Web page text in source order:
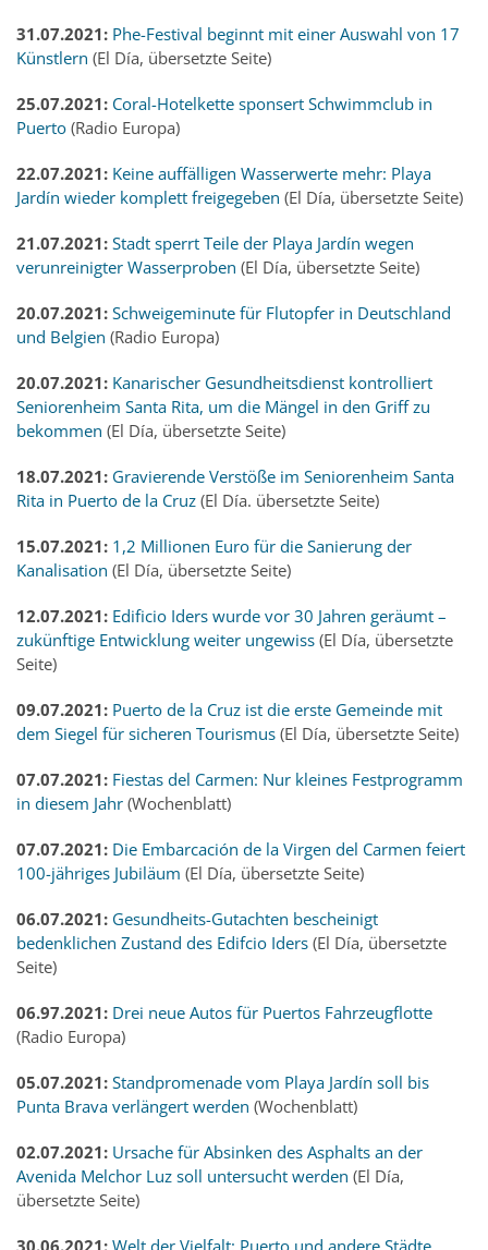
31.07.2021: Phe-Festival beginnt mit einer Auswahl von 17
Künstlern (El Día, übersetzte Seite)
25.07.2021: Coral-Hotelkette sponsert Schwimmclub in
Puerto(Radio Europa)
22.07.2021: Keine auffälligen Wasserwerte mehr: Playa
Jardín wieder komplett freigegeben (El Día, übersetzte Seite)
21.07.2021: Stadt sperrt Teile der Playa Jardín wegen
verunreinigter Wasserproben (El Día, übersetzte Seite)
20.07.2021: Schweigeminute für Flutopfer in Deutschland
und Belgien (Radio Europa)
20.07.2021: Kanarischer Gesundheitsdienst kontrolliert
Seniorenheim Santa Rita, um die Mängel in den Griff zu
bekommen (El Día, übersetzte Seite)
18.07.2021: Gravierende Verstöße im Seniorenheim Santa
Rita in Puerto de la Cruz(El Día. übersetzte Seite)
15.07.2021: 1,2 Millionen Euro für die Sanierung der
Kanalisation (El Día, übersetzte Seite)
12.07.2021: Edificio Iders wurde vor 30 Jahren geräumt –
zukünftige Entwicklung weiter ungewiss(El Día, übersetzte
Seite)
09.07.2021: Puerto de la Cruz ist die erste Gemeinde mit
dem Siegel für sicheren Tourismus(El Día, übersetzte Seite)
07.07.2021: Fiestas del Carmen: Nur kleines Festprogramm
in diesem Jahr(Wochenblatt)
07.07.2021: Die Embarcación de la Virgen del Carmen feiert
100-jähriges Jubiläum (El Día, übersetzte Seite)
06.07.2021: Gesundheits-Gutachten bescheinigt
bedenklichen Zustand des Edifcio Iders(El Día, übersetzte
Seite)
06.97.2021: Drei neue Autos für Puertos Fahrzeugflotte
(Radio Europa)
05.07.2021: Standpromenade vom Playa Jardín soll bis
Punta Brava verlängert werden (Wochenblatt)
02.07.2021: Ursache für Absinken des Asphalts an der
Avenida Melchor Luz soll untersucht werden (El Día,
übersetzte Seite)
30.06.2021: Welt der Vielfalt: Puerto und andere Städte